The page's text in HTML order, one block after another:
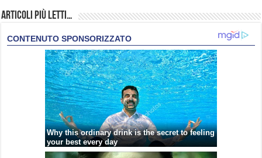
Articoli più Letti…